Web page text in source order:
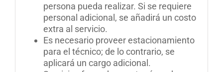
persona pueda realizar. Si se requiere
personal adicional, se añadirá un costo
extra al servicio.
Es necesario proveer estacionamiento
para el técnico; de lo contrario, se
aplicará un cargo adicional.